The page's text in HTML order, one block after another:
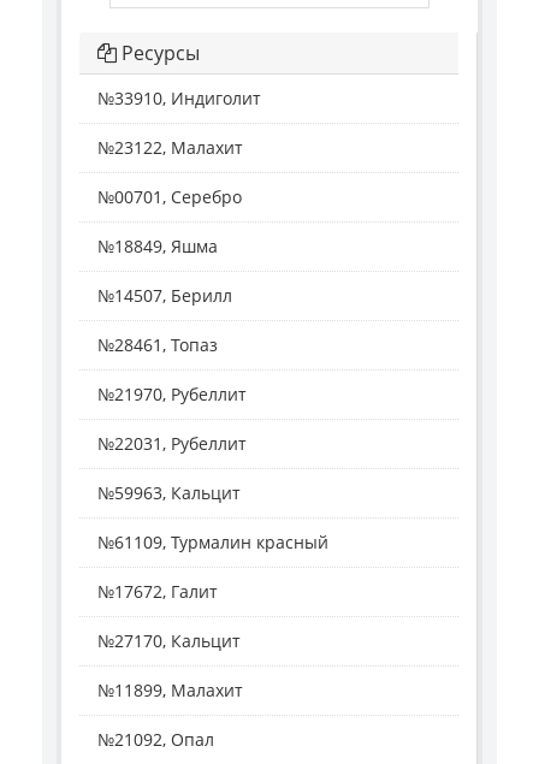
Ресурсы
№33910, Индиголит
№23122, Малахит
№00701, Серебро
№18849, Яшма
№14507, Берилл
№28461, Топаз
№21970, Рубеллит
№22031, Рубеллит
№59963, Кальцит
№61109, Турмалин красный
№17672, Галит
№27170, Кальцит
№11899, Малахит
№21092, Опал